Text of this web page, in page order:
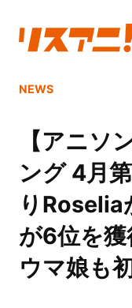
NEWS
【アニソ
ング 4月
り
が6位を
ウマ娘も